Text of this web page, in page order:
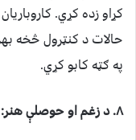
کړاو زده کړي.
حالات د کنټرول څخه
په ګټه کابو کړي.
۸. د زغم او حوصلې هنر: